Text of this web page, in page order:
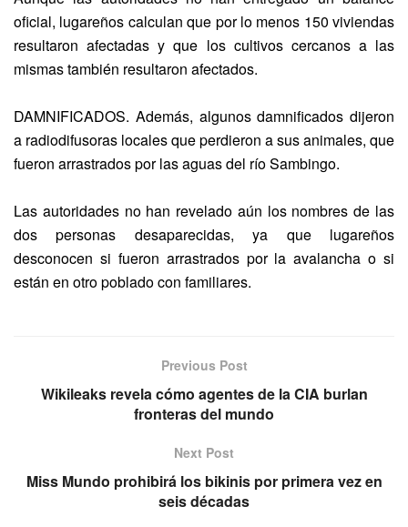
oficial, lugareños calculan que por lo menos 150 viviendas
resultaron afectadas y que los cultivos cercanos a las
mismas también resultaron afectados.
DAMNIFICADOS. Además, algunos damnificados dijeron
a radiodifusoras locales que perdieron a sus animales, que
fueron arrastrados por las aguas del río Sambingo.
Las autoridades no han revelado aún los nombres de las
dos personas desaparecidas, ya que lugareños
desconocen si fueron arrastrados por la avalancha o si
están en otro poblado con familiares.
Previous Post
Wikileaks revela cómo agentes de la CIA burlan
fronteras del mundo
Next Post
Miss Mundo prohibirá los bikinis por primera vez en
seis décadas